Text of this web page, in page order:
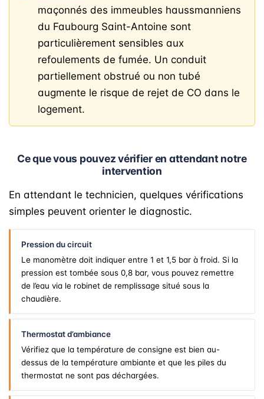
maçonnés des immeubles haussmanniens
du Faubourg Saint-Antoine sont
particulièrement sensibles aux
refoulements de fumée. Un conduit
partiellement obstrué ou non tubé
augmente le risque de rejet de CO dans le
logement.
Ce que vous pouvez vérifier en attendant notre
intervention
En attendant le technicien, quelques vérifications
simples peuvent orienter le diagnostic.
Pression du circuit
Le manomètre doit indiquer entre 1 et 1,5 bar à froid. Si la
pression est tombée sous 0,8 bar, vous pouvez remettre
de l’eau via le robinet de remplissage situé sous la
chaudière.
Thermostat d’ambiance
Vérifiez que la température de consigne est bien au-
dessus de la température ambiante et que les piles du
thermostat ne sont pas déchargées.